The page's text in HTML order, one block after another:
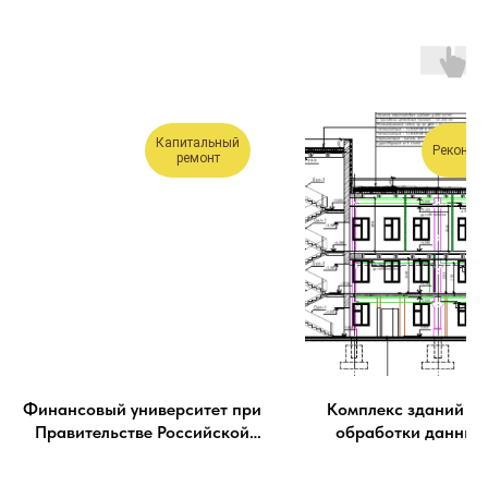
Капитальный
ремонт
Финансовый университет при
Правительстве Российской
Комплекс зданий
обработки